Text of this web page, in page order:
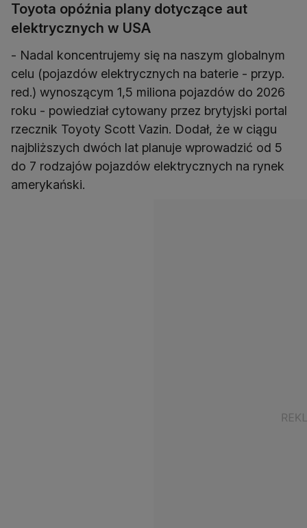
Toyota opóźnia plany dotyczące aut
elektrycznych w USA
- Nadal koncentrujemy się na naszym globalnym
celu (pojazdów elektrycznych na baterie - przyp.
red.) wynoszącym 1,5 miliona pojazdów do 2026
roku - powiedział cytowany przez brytyjski portal
rzecznik Toyoty Scott Vazin. Dodał, że w ciągu
najbliższych dwóch lat planuje wprowadzić od 5
do 7 rodzajów pojazdów elektrycznych na rynek
amerykański.